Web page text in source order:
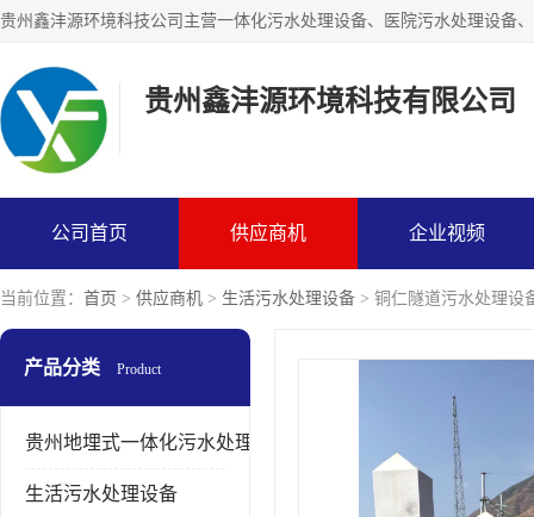
贵州鑫沣源环境科技有限公司
公司首页 供应商机 企业视频
当前位置： 首页 > 供应商机 > 生活污水处理设备 > 铜仁隧道污水处理设
产品分类 Product
贵州地埋式一体化污水处理设备
生活污水处理设备